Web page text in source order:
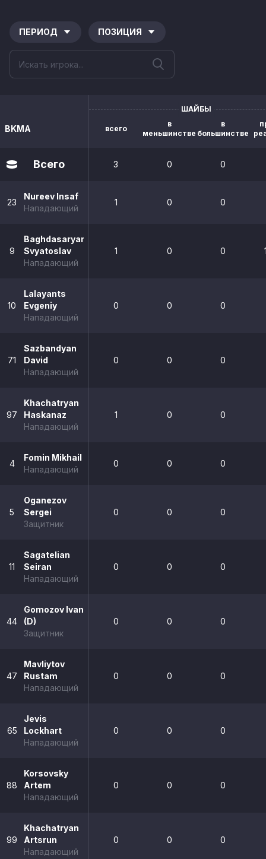
ПЕРИОД ПОЗИЦИЯ
BKMA
ШАЙБЫ
всего
в
меньшинстве
в
большинстве
Всего 3 0 0
23
Nureev Insaf
Нападающий
1 0 0
9
Baghdasaryan
Svyatoslav
Нападающий
1 0 0
10
Lalayants
Evgeniy
Нападающий
0 0 0
71
Sazbandyan
David
Нападающий
0 0 0
97
Khachatryan
Haskanaz
Нападающий
1 0 0
4
Fomin Mikhail
Нападающий
0 0 0
5
Oganezov
Sergei
Защитник
0 0 0
11
Sagatelian
Seiran
Нападающий
0 0 0
44
Gomozov Ivan
(D)
Защитник
0 0 0
47
Mavliytov
Rustam
Нападающий
0 0 0
65
Jevis
Lockhart
Нападающий
0 0 0
88
Korsovsky
Artem
Нападающий
0 0 0
99
Khachatryan
Artsrun
Нападающий
0 0 0